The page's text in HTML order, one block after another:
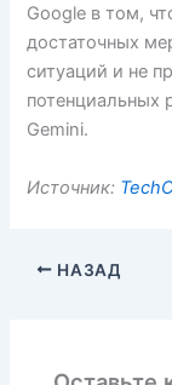
Google в том,
достаточных
ситуаций и не
потенциальных
Gemini.
Источник:
НАЗАД